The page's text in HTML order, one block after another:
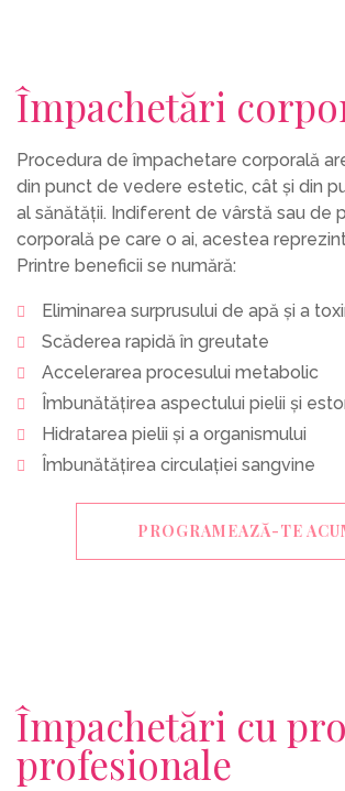
Împachetări
Procedura de împachetare corporală
din punct de vedere estetic, cât și din
al sănătății. Indiferent de vârstă sau de
corporală pe care o ai, acestea
Printre beneficii se numără:
Eliminarea surprusului de apă și a
Scăderea rapidă în greutate
Accelerarea procesului metabolic
Îmbunătățirea aspectului pielii și
Hidratarea pielii și a organismului
Îmbunătățirea circulației sangvine
PROGRAMEAZĂ-TE
Împachetări cu
profesionale